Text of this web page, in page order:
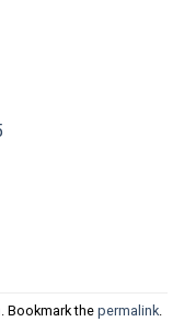
. Bookmark the permalink.